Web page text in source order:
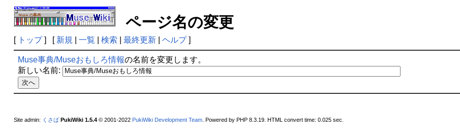
ページ名の変更
[ トップ] [ 新規 一覧 検索 最終更新| ヘルプ]
Muse事典/Museおもしろ情報の名前を変更します。
新しい名前:
Site admin: くさば PukiWiki 1.5.4© 2001-2022 PukiWiki Development Team. Powered by PHP 8.3.19. HTML convert time: 0.025 sec.